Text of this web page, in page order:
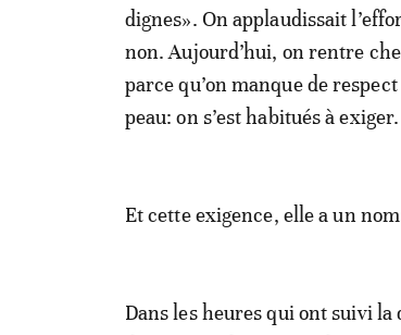
dignes». On applaudissait
non. Aujourd’hui, on rentre
parce qu’on manque de
peau: on s’est habitués à exiger.
Et cette exigence, elle a un
Dans les heures qui ont suivi la